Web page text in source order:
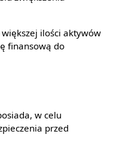
ilości aktywów
finansową do
w celu
przed